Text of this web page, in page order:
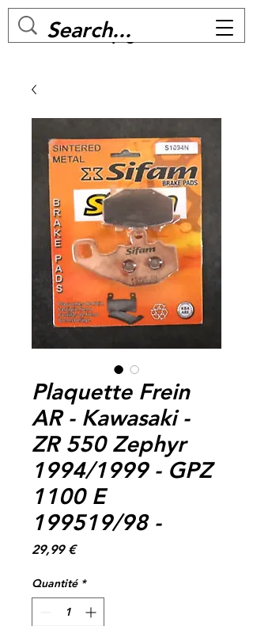
MC BIKE Perpignan
Plaquette Frein
AR - Kawasaki -
ZR 550 Zephyr
1994/1999 - GPZ
1100 E
199519/98 -
29,99 €Prix
Quantité *